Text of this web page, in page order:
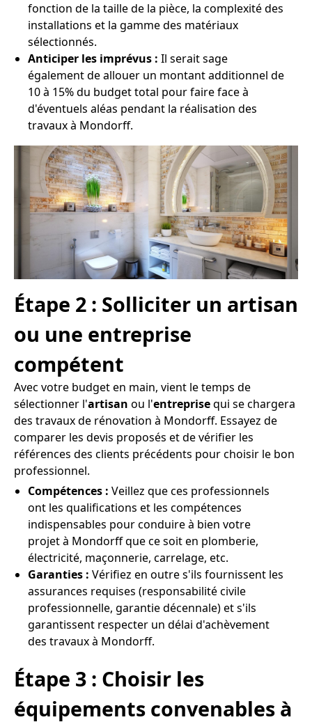
fonction de la taille de la pièce, la complexité des
installations et la gamme des matériaux
sélectionnés.
Anticiper les imprévus : Il serait sage
également de allouer un montant additionnel de
10 à 15% du budget total pour faire face à
d'éventuels aléas pendant la réalisation des
travaux à Mondorff.
Étape 2 : Solliciter un artisan
ou une entreprise
compétent
Avec votre budget en main, vient le temps de
sélectionner l'artisan ou l'entreprisequi se chargera
des travaux de rénovation à Mondorff. Essayez de
comparer les devis proposés et de vérifier les
références des clients précédents pour choisir le bon
professionnel.
Compétences : Veillez que ces professionnels
ont les qualifications et les compétences
indispensables pour conduire à bien votre
projet à Mondorff que ce soit en plomberie,
électricité, maçonnerie, carrelage, etc.
Garanties : Vérifiez en outre s'ils fournissent les
assurances requises (responsabilité civile
professionnelle, garantie décennale) et s'ils
garantissent respecter un délai d'achèvement
des travaux à Mondorff.
Étape 3 : Choisir les
équipements convenables à